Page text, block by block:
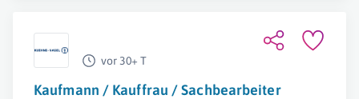
vor 30+ T
Kaufmann / Kauffrau / Sachbearbeiter